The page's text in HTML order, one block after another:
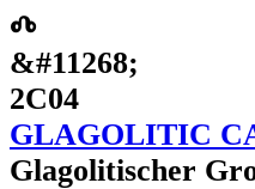
Ⰴ
&#11268;
2C04
GLAGOLITIC
Glagolitischer